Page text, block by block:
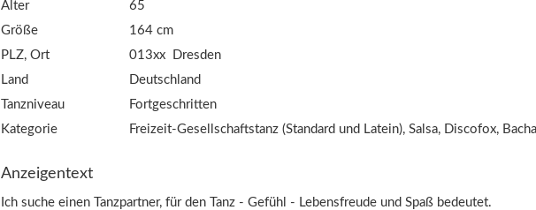
Alter
65
Größe
164 cm
PLZ, Ort
013xx Dresden
Land
Deutschland
Tanzniveau
Fortgeschritten
Kategorie
Freizeit-Gesellschaftstanz (Standard und Latein), Salsa, Discofox,
Anzeigentext
Ich suche einen Tanzpartner, für den Tanz - Gefühl - Lebensfreude und Spaß bedeutet.